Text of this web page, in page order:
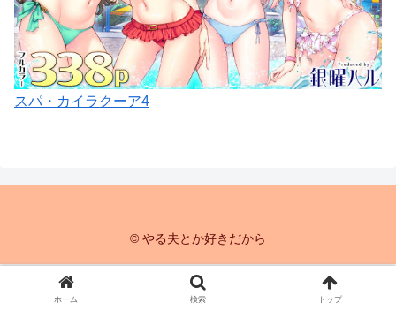
スパ・カイラクーア4
© やる夫とか好きだから
ホーム 検索 トップ